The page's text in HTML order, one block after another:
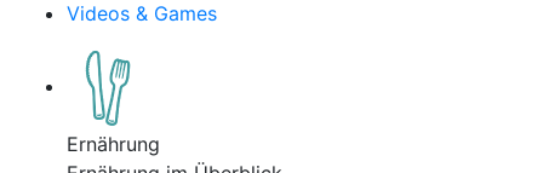
Videos & Games
Ernährung